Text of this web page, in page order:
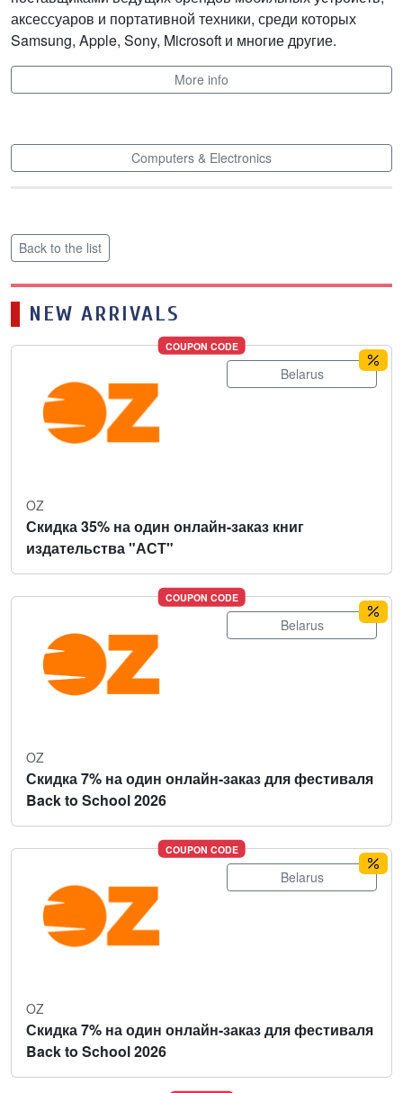
аксессуаров и портативной техники, среди которых
Samsung, Apple, Sony, Microsoft и многие другие.
More info
Computers & Electronics
Back to the list
NEW ARRIVALS
COUPON CODE
Belarus
OZ
Скидка 35% на один онлайн-заказ книг
издательства "АСТ"
COUPON CODE
Belarus
OZ
Скидка 7% на один онлайн-заказ для фестиваля
Back to School 2026
COUPON CODE
Belarus
OZ
Скидка 7% на один онлайн-заказ для фестиваля
Back to School 2026